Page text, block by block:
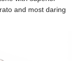
and most daring